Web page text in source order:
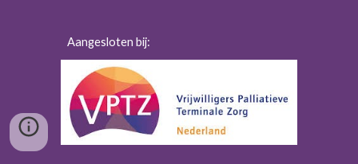
Aangesloten bij: